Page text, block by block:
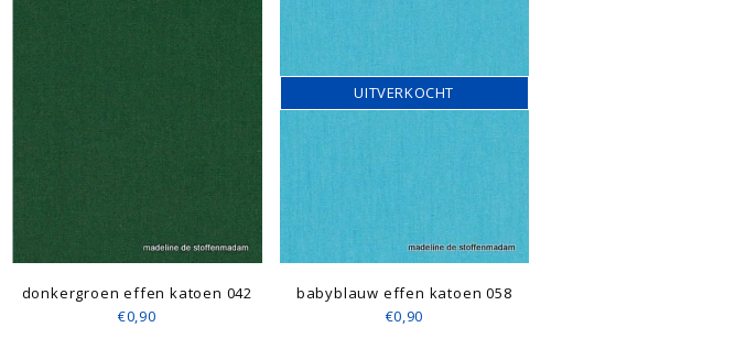
donkergroen effen katoen 042
€0,90
UITVERKOCHT
babyblauw effen katoen 058
€0,90